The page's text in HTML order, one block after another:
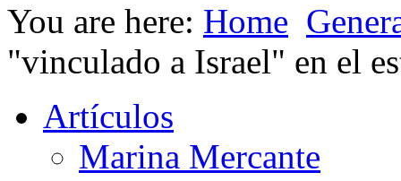
You are here: Home
"vinculado a Israel" en el
Artículos
Marina Mercante